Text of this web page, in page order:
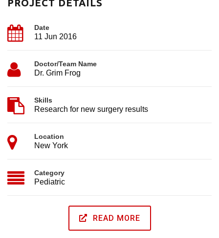
PROJECT DETAILS
Date
11 Jun 2016
Doctor/Team Name
Dr. Grim Frog
Skills
Research for new surgery results
Location
New York
Category
Pediatric
READ MORE